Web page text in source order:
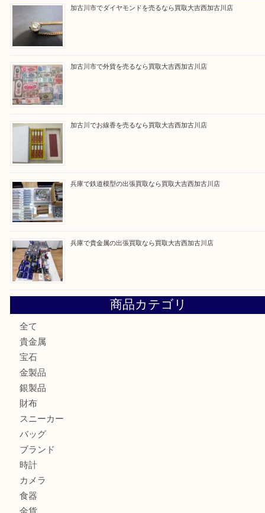
買取大吉西加古川店に来てよかった！そう思ってい
よう丁寧に査定いたします。
Facebook
Twitter